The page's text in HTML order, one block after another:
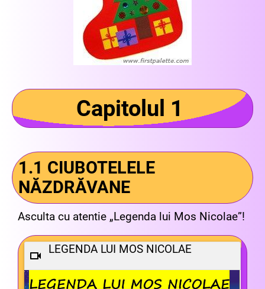
Capitolul 1
1.1 CIUBOTELELE
NĂZDRĂVANE
Asculta cu atentie „Legenda lui Mos Nicolae”!
LEGENDA LUI MOS NICOLAE